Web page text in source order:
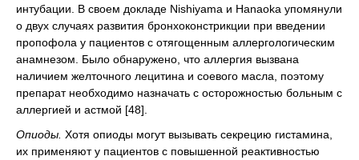
интубации. В своем докладе Nishiyama и Hanaoka упомянули
о двух случаях развития бронхоконстрикции при введении
пропофола у пациентов с отягощенным аллергологическим
анамнезом. Было обнаружено, что аллергия вызвана
наличием желточного лецитина и соевого масла, поэтому
препарат необходимо назначать с осторожностью больным с
аллергией и астмой [48].
Опиоды. Хотя опиоды могут вызывать секрецию гистамина,
их применяют у пациентов с повышенной реактивностью